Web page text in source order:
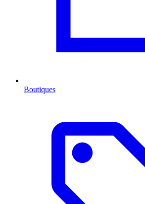
Boutiques